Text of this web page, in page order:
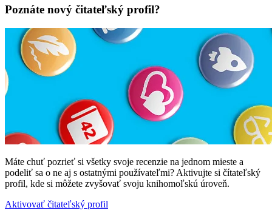
Poznáte nový čitateľský profil?
Máte chuť pozrieť si všetky svoje recenzie na jednom mieste a
podeliť sa o ne aj s ostatnými používateľmi? Aktivujte si čítateľský
profil, kde si môžete zvyšovať svoju knihomoľskú úroveň.
Aktivovať čitateľský profil